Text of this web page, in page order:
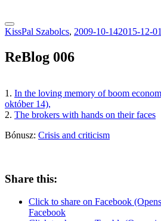
KissPal Szabolcs, 2009-10-142015-12-01
ReBlog 006
1. In the loving memory of boom
október 14),
2. The brokers with hands on their faces
Bónusz: Crisis and criticism
Share this:
Click to share on Facebook
Facebook